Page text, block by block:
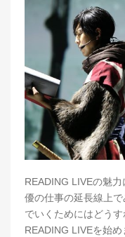
READING LIVEの魅
優の仕事の延長線上
でいくためにはどう
READING LIVEを始